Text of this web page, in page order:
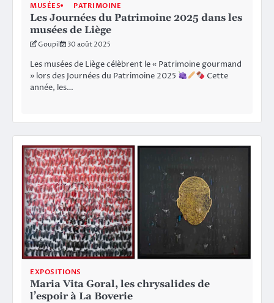
MUSÉES PATRIMOINE
Les Journées du Patrimoine 2025 dans les
musées de Liège
Goupil 30 août 2025
Les musées de Liège célèbrent le « Patrimoine gourmand
» lors des Journées du Patrimoine 2025
Cette
année, les…
EXPOSITIONS
Maria Vita Goral, les chrysalides de
l’espoir à La Boverie